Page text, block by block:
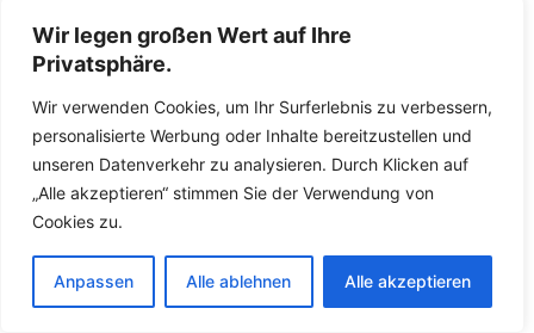
Wir legen großen Wert auf Ihre
Privatsphäre.
Wir verwenden Cookies, um Ihr Surferlebnis zu verbessern,
personalisierte Werbung oder Inhalte bereitzustellen und
unseren Datenverkehr zu analysieren. Durch Klicken auf
„Alle akzeptieren“ stimmen Sie der Verwendung von
Cookies zu.
Anpassen Alle ablehnen Alle akzeptieren
ist oder das Schloss nach einem versuchten Einbruch
beschädigt wurde, stehen die Fachkräfte Ihnen mit
fachkundiger Hilfe zur Seite. Zunächst versuchen die
Fachkräfte, das defekte Schloss zu reparieren oder den
abgebrochenen Schlüssel zu entfernen. Gelingt dies
nicht oder ist die Sicherheit nicht mehr gewährleistet,
tauschen die Fachkräfte das Schloss direkt vor Ort
dazustehen. Die Fachkräfte führen hochwertige